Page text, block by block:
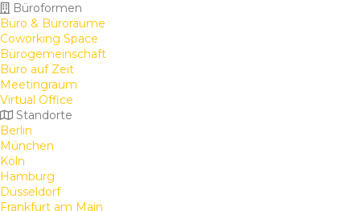
Büroformen
Büro & Büroräume
Coworking Space
Bürogemeinschaft
Büro auf Zeit
Meetingraum
Virtual Office
Standorte
Berlin
München
Köln
Hamburg
Düsseldorf
Frankfurt am Main